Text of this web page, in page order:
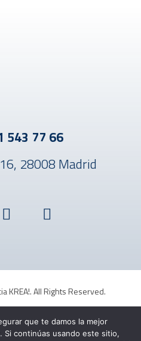
543 77 66
28008 Madrid
KREA!. All Rights Reserved.
Política de Privacidad
que te damos la mejor
Si continúas usando este sitio,